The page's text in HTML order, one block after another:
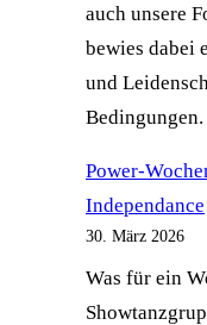
auch unsere
bewies dabei
und
Bedingungen.
Power-
Independance
30. März 2026
Was für ein